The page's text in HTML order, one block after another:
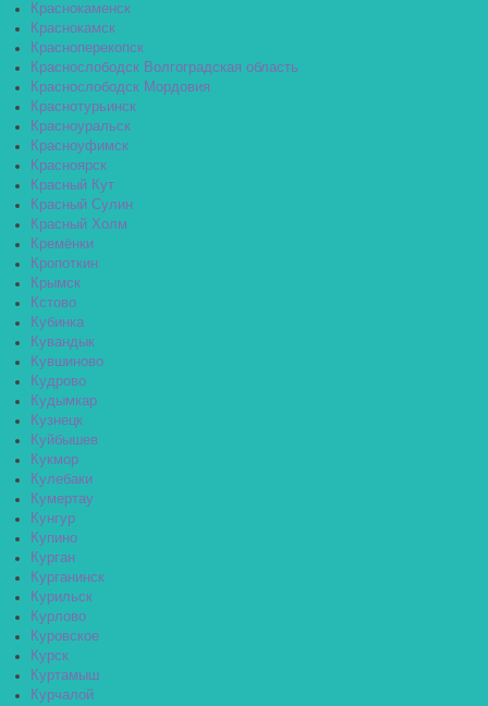
Краснокаменск
Краснокамск
Красноперекопск
Краснослободск Волгоградская область
Краснослободск Мордовия
Краснотурьинск
Красноуральск
Красноуфимск
Красноярск
Красный Кут
Красный Сулин
Красный Холм
Кремёнки
Кропоткин
Крымск
Кстово
Кубинка
Кувандык
Кувшиново
Кудрово
Кудымкар
Кузнецк
Куйбышев
Кукмор
Кулебаки
Кумертау
Кунгур
Купино
Курган
Курганинск
Курильск
Курлово
Куровское
Курск
Куртамыш
Курчалой